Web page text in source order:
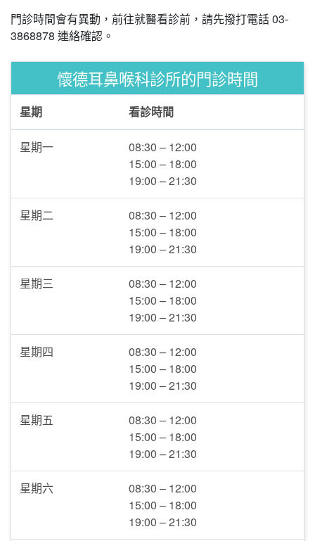
門診時間會有異動，前往就醫看診前，請先撥打電話 03-
3868878 連絡確認。
懷德耳鼻喉科診所的門診時間
星期 看診時間
星期一
08:30 – 12:00
15:00 – 18:00
19:00 – 21:30
星期二
08:30 – 12:00
15:00 – 18:00
19:00 – 21:30
星期三
08:30 – 12:00
15:00 – 18:00
19:00 – 21:30
星期四
08:30 – 12:00
15:00 – 18:00
19:00 – 21:30
星期五
08:30 – 12:00
15:00 – 18:00
19:00 – 21:30
星期六
08:30 – 12:00
15:00 – 18:00
19:00 – 21:30